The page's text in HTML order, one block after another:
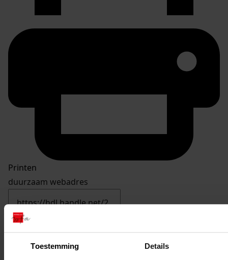
Toestemming Details
Printen
duurzaam webadres
Inventaris